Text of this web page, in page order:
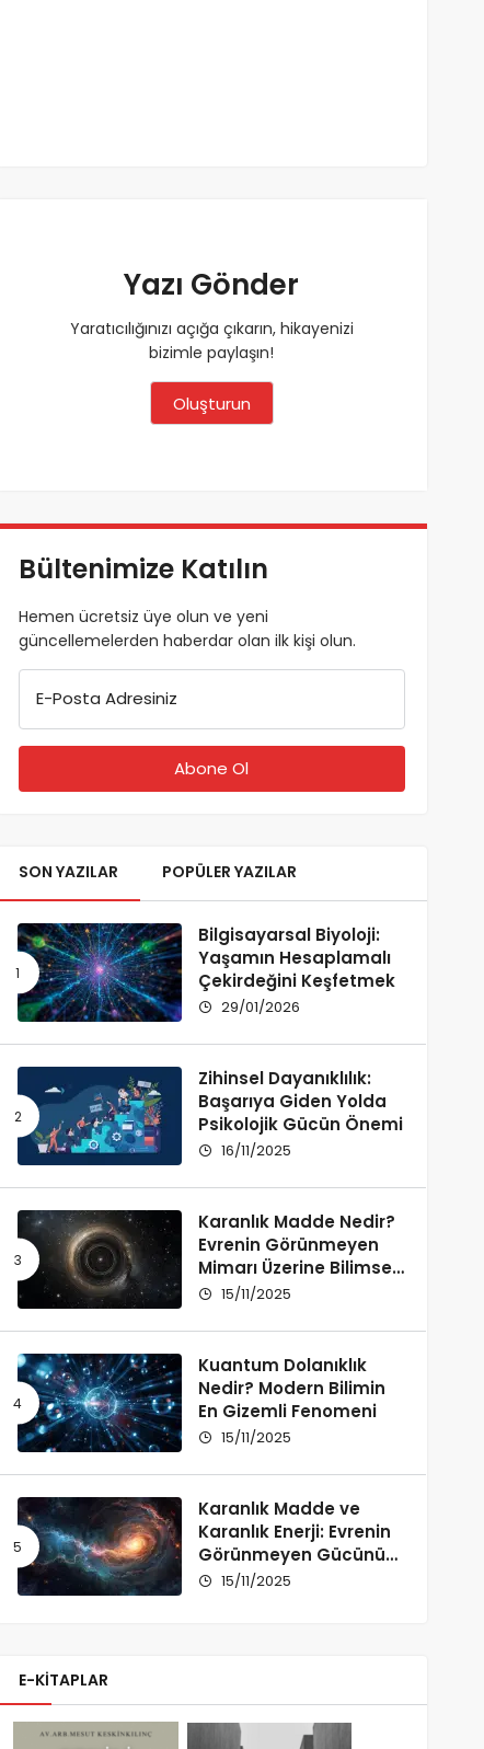
Yazı Gönder
Yaratıcılığınızı açığa çıkarın, hikayenizi
bizimle paylaşın!
Oluşturun
Bültenimize Katılın
Hemen ücretsiz üye olun ve yeni
güncellemelerden haberdar olan ilk kişi olun.
E-Posta Adresiniz
SON YAZILAR POPÜLER YAZILAR
Bilgisayarsal Biyoloji:
Yaşamın Hesaplamalı
Çekirdeğini Keşfetmek
29/01/2026
Zihinsel Dayanıklılık:
Başarıya Giden Yolda
Psikolojik Gücün Önemi
16/11/2025
Karanlık Madde Nedir?
Evrenin Görünmeyen
Mimarı Üzerine Bilimsel
Bir İnceleme
15/11/2025
Kuantum Dolanıklık
Nedir? Modern Bilimin
En Gizemli Fenomeni
15/11/2025
Karanlık Madde ve
Karanlık Enerji: Evrenin
Görünmeyen Gücünü
Anlamak
15/11/2025
E-KİTAPLAR